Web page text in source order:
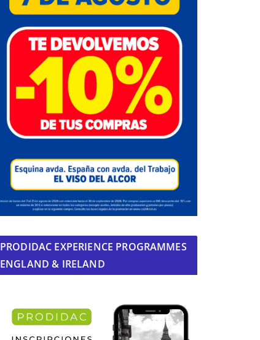
PRODIDAC EXPERIENCE PROGRAMMES
ENGLAND & IRELAND